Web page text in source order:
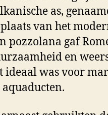
as,
van het
pozzolana gaf
en
ideaal was voor
aquaducten.